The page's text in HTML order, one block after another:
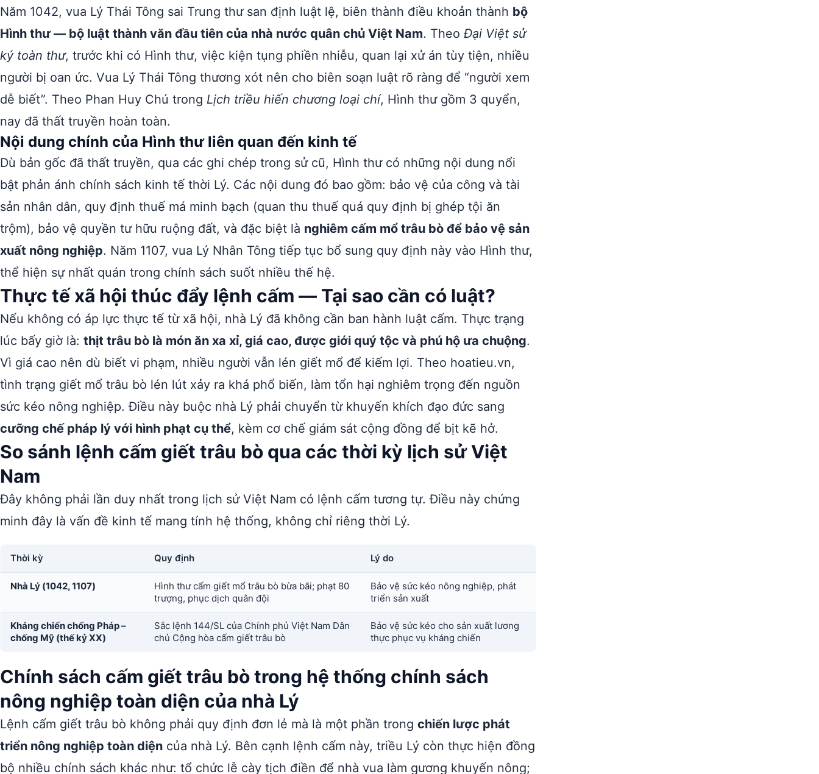
Năm 1042, vua Lý Thái Tông sai Trung thư san định luật lệ, biên thành điều khoản thành bộ
Hình thư — bộ luật thành văn đầu tiên của nhà nước quân chủ Việt Nam. Theo Đại Việt sử
ký toàn thư, trước khi có Hình thư, việc kiện tụng phiền nhiễu, quan lại xử án tùy tiện, nhiều
người bị oan ức. Vua Lý Thái Tông thương xót nên cho biên soạn luật rõ ràng để “người xem
dễ biết”. Theo Phan Huy Chú trong Lịch triều hiến chương loại chí, Hình thư gồm 3 quyển,
nay đã thất truyền hoàn toàn.
Nội dung chính của Hình thư liên quan đến kinh tế
Dù bản gốc đã thất truyền, qua các ghi chép trong sử cũ, Hình thư có những nội dung nổi
bật phản ánh chính sách kinh tế thời Lý. Các nội dung đó bao gồm: bảo vệ của công và tài
sản nhân dân, quy định thuế má minh bạch (quan thu thuế quá quy định bị ghép tội ăn
trộm), bảo vệ quyền tư hữu ruộng đất, và đặc biệt là nghiêm cấm mổ trâu bò để bảo vệ sản
xuất nông nghiệp. Năm 1107, vua Lý Nhân Tông tiếp tục bổ sung quy định này vào Hình thư,
thể hiện sự nhất quán trong chính sách suốt nhiều thế hệ.
Thực tế xã hội thúc đẩy lệnh cấm — Tại sao cần có luật?
Nếu không có áp lực thực tế từ xã hội, nhà Lý đã không cần ban hành luật cấm. Thực trạng
lúc bấy giờ là: thịt trâu bò là món ăn xa xỉ, giá cao, được giới quý tộc và phú hộ ưa chuộng.
Vì giá cao nên dù biết vi phạm, nhiều người vẫn lén giết mổ để kiếm lợi. Theo hoatieu.vn,
tình trạng giết mổ trâu bò lén lút xảy ra khá phổ biến, làm tổn hại nghiêm trọng đến nguồn
sức kéo nông nghiệp. Điều này buộc nhà Lý phải chuyển từ khuyến khích đạo đức sang
cưỡng chế pháp lý với hình phạt cụ thể, kèm cơ chế giám sát cộng đồng để bịt kẽ hở.
So sánh lệnh cấm giết trâu bò qua các thời kỳ lịch sử Việt
Nam
Đây không phải lần duy nhất trong lịch sử Việt Nam có lệnh cấm tương tự. Điều này chứng
minh đây là vấn đề kinh tế mang tính hệ thống, không chỉ riêng thời Lý.
Thời kỳ Quy định Lý do
Nhà Lý (1042, 1107)
Hình thư cấm giết mổ trâu bò bừa bãi; phạt 80
trượng, phục dịch quân đội
Bảo vệ sức kéo nông nghiệp, phát
triển sản xuất
Kháng chiến chống Pháp –
chống Mỹ (thế kỷ XX)
Sắc lệnh 144/SL của Chính phủ Việt Nam Dân
chủ Cộng hòa cấm giết trâu bò
Bảo vệ sức kéo cho sản xuất lương
thực phục vụ kháng chiến
Chính sách cấm giết trâu bò trong hệ thống chính sách
nông nghiệp toàn diện của nhà Lý
Lệnh cấm giết trâu bò không phải quy định đơn lẻ mà là một phần trong chiến lược phát
triển nông nghiệp toàn diện của nhà Lý. Bên cạnh lệnh cấm này, triều Lý còn thực hiện đồng
bộ nhiều chính sách khác như: tổ chức lễ cày tịch điền để nhà vua làm gương khuyến nông;